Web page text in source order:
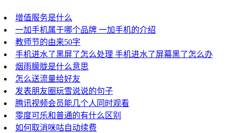
增值服务是什么
一加手机属于哪个品牌 一加手机的介绍
教师节的由来50字
手机进水了黑屏了怎么处理 手机进水了屏幕黑了怎么办
烟雨朦胧是什么意思
怎么送流量给好友
发表朋友圈玩雪说说的句子
腾讯视频会员能几个人同时观看
零度可乐和普通的有什么区别
如何取消咪咕自动续费